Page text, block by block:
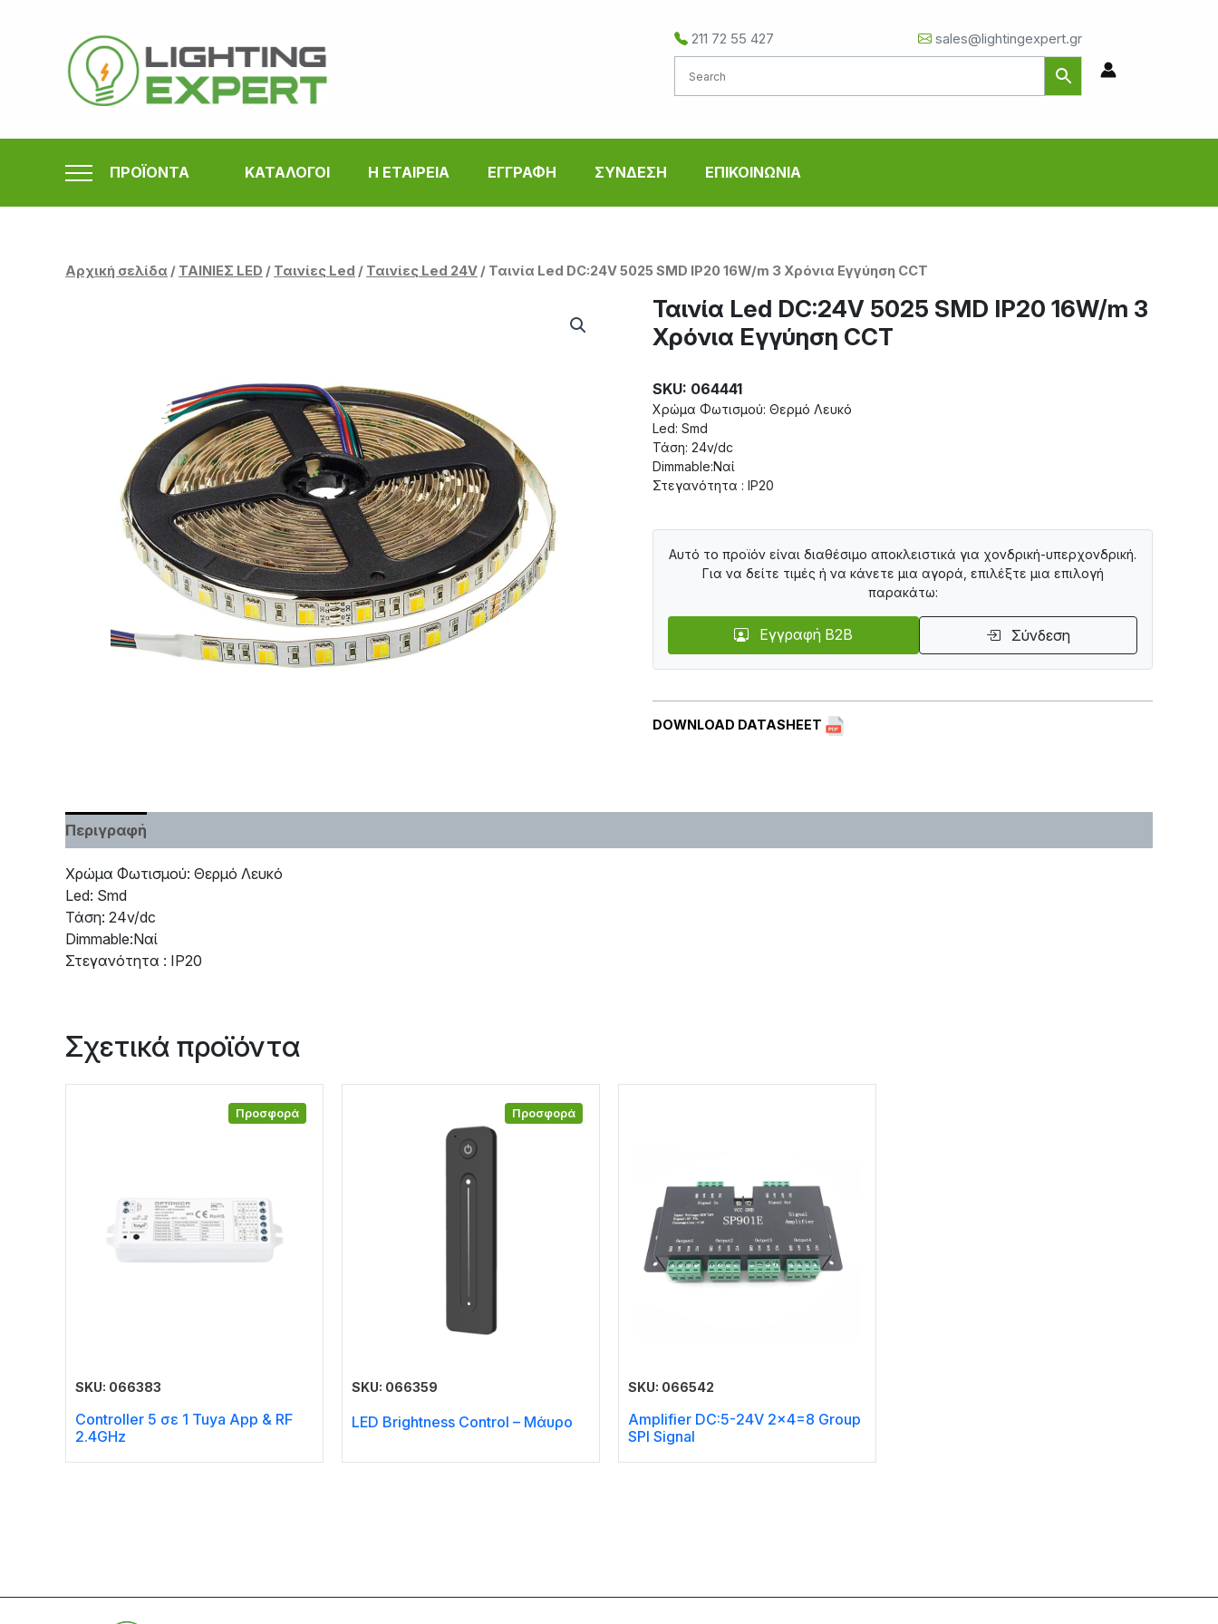
περιεχόμενο
211 72 55 427 sales@lightingexpert.gr
ΠΡΟΪΟΝΤΑ ΚΑΤΑΛΟΓΟΙ Η ΕΤΑΙΡΕΙΑ ΕΓΓΡΑΦΗ ΣΥΝΔΕΣΗ ΕΠΙΚΟΙΝΩΝΙΑ
Αρχική σελίδα / ΤΑΙΝΙΕΣ LED / Ταινίες Led / Ταινίες Led 24V / Ταινία Led DC:24V 5025 SMD IP20 16W/m 3 Χρόνια Εγγύηση CCT
Ταινία Led DC:24V 5025 SMD IP20 16W/m 3
Χρόνια Εγγύηση CCT
SKU: 064441
Χρώμα Φωτισμού: Θερμό Λευκό
Led: Smd
Τάση: 24v/dc
Dimmable:Ναί
Στεγανότητα : IP20
DOWNLOAD DATASHEET
Αυτό το προϊόν είναι διαθέσιμο αποκλειστικά για χονδρική-υπερχονδρική.
Για να δείτε τιμές ή να κάνετε μια αγορά, επιλέξτε μια επιλογή
παρακάτω:
Εγγραφή B2B Σύνδεση
Περιγραφή
Χρώμα Φωτισμού: Θερμό Λευκό
Led: Smd
Τάση: 24v/dc
Dimmable:Ναί
Στεγανότητα : IP20
Σχετικά προϊόντα
Προσφορά
SKU: 066383
Controller 5 σε 1 Tuya Αpp & RF
2.4GHz
Προσφορά
SKU: 066359
LED Brightness Control – Μάυρο
SKU: 066542
Amplifier DC:5-24V 2×4=8 Group
SPI Signal